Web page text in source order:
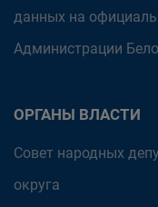
данных на
Администрации
ОРГАНЫ ВЛАСТИ
Совет народных
округа